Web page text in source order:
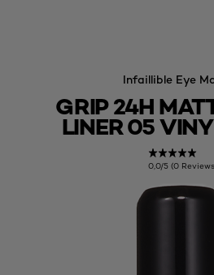
Infaillible Eye
GRIP 24H
LINER 05
0,0/5 (0